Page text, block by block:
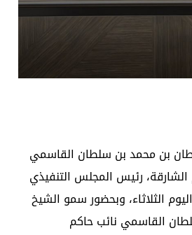
بن محمد بن سلطان القاسمي
رئيس المجلس التنفيذي
الثلاثاء، وبحضور سمو الشيخ
القاسمي نائب حاكم